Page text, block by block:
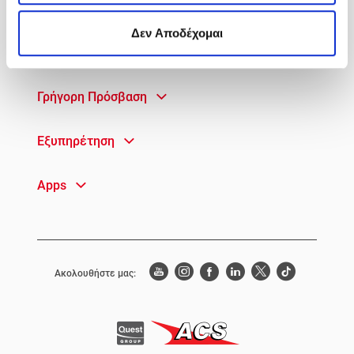
Δεν Αποδέχομαι
Υπηρεσίες
Πληροφορίες
Γρήγορη Πρόσβαση
Εξυπηρέτηση
Apps
Ακολουθήστε μας: